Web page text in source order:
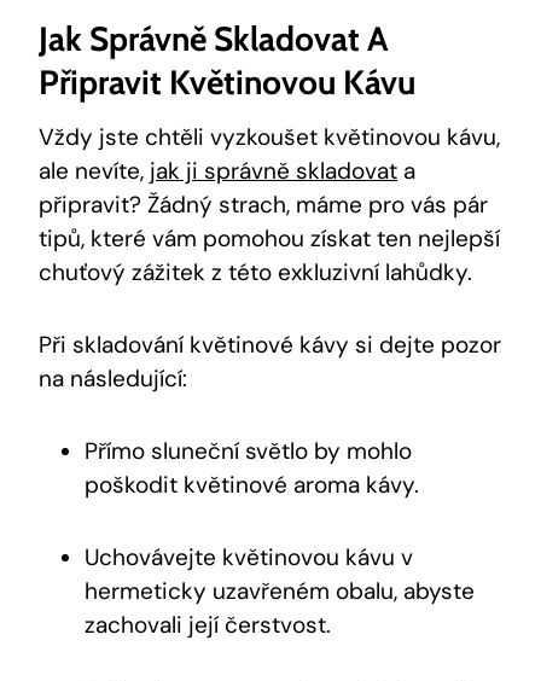
Jak Správně Skladovat A
Připravit Květinovou Kávu
Vždy jste chtěli vyzkoušet květinovou kávu,
ale nevíte, jak ji správně skladovat a
připravit? Žádný strach, máme pro vás pár
tipů, které vám pomohou získat ten nejlepší
chuťový zážitek z této exkluzivní lahůdky.
Při skladování květinové kávy si dejte pozor
na následující:
Přímo sluneční světlo by mohlo
poškodit květinové aroma kávy.
Uchovávejte květinovou kávu v
hermeticky uzavřeném obalu, abyste
zachovali její čerstvost.